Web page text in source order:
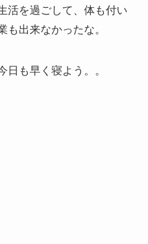
活を過ごして、体も付い
も出来なかったな。
日も早く寝よう。。